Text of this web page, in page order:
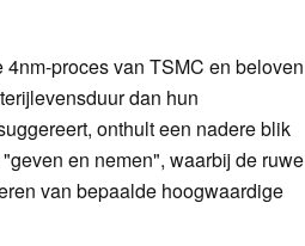
proces van TSMC en beloven
dan hun
onthult een nadere blik
en nemen", waarbij de ruwe
van bepaalde hoogwaardige